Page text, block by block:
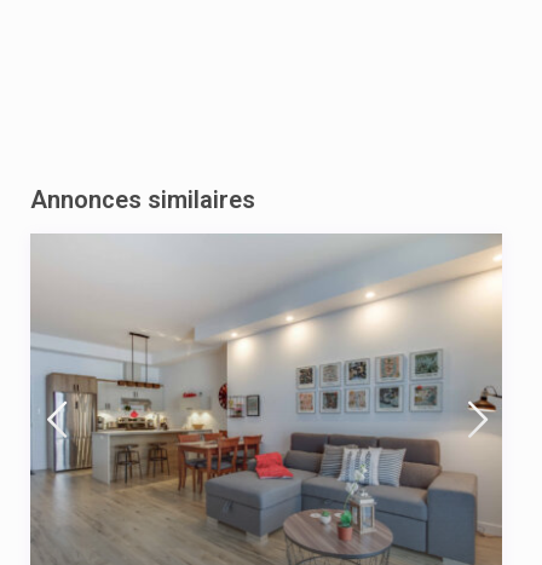
Annonces similaires